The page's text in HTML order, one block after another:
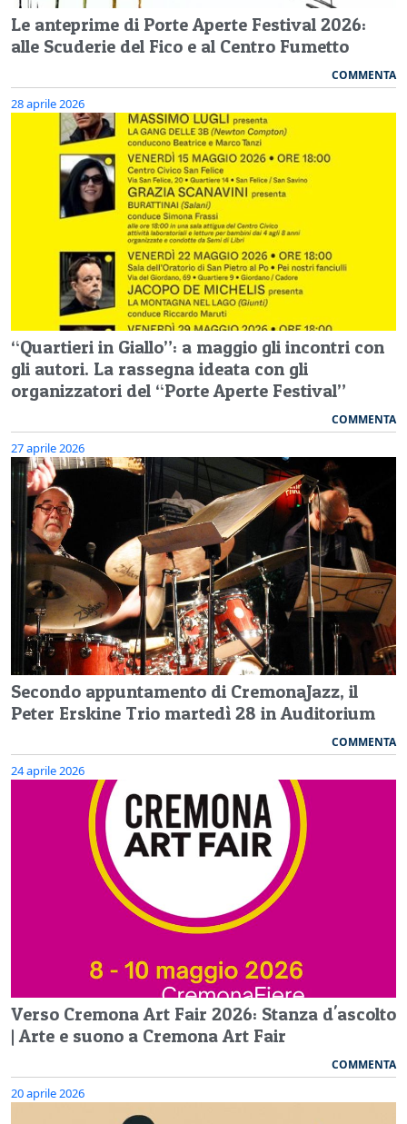
Le anteprime di Porte Aperte Festival 2026:
alle Scuderie del Fico e al Centro Fumetto
COMMENTA
28 aprile 2026
“Quartieri in Giallo”: a maggio gli incontri con
gli autori. La rassegna ideata con gli
organizzatori del “Porte Aperte Festival”
COMMENTA
27 aprile 2026
Secondo appuntamento di CremonaJazz, il
Peter Erskine Trio martedì 28 in Auditorium
COMMENTA
24 aprile 2026
Verso Cremona Art Fair 2026: Stanza d'ascolto
| Arte e suono a Cremona Art Fair
COMMENTA
20 aprile 2026